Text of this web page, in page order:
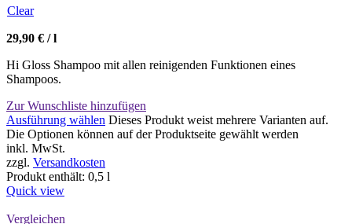
Clear
29,90 € /l
Hi Gloss Shampoo mit allen reinigenden Funktionen eines
Shampoos.
Zur Wunschliste hinzufügen
Ausführung wählen Dieses Produkt weist mehrere Varianten auf.
Die Optionen können auf der Produktseite gewählt werden
inkl. MwSt.
zzgl. Versandkosten
Produkt enthält: 0,5 l
Quick view
Vergleichen